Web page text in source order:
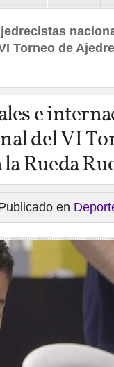
Torneo de
e
del VI
Rueda
en